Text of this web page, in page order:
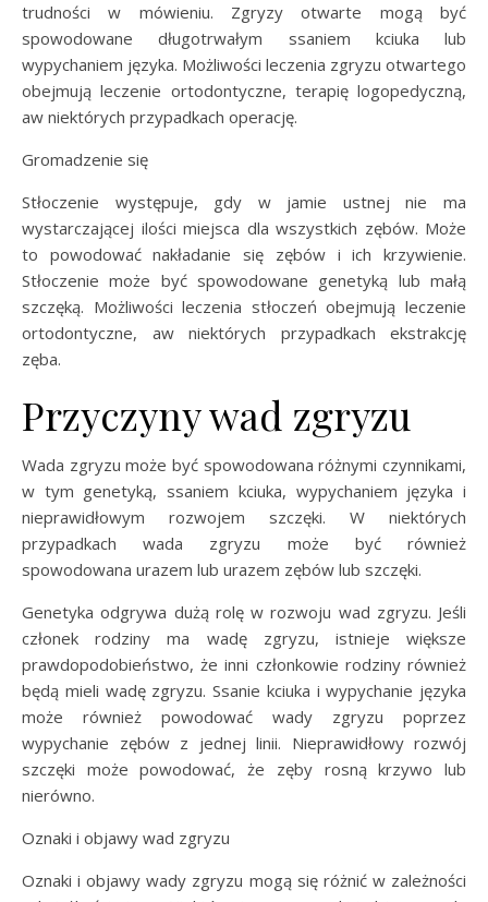
trudności w mówieniu. Zgryzy otwarte mogą być
spowodowane długotrwałym ssaniem kciuka lub
wypychaniem języka. Możliwości leczenia zgryzu otwartego
obejmują leczenie ortodontyczne, terapię logopedyczną,
aw niektórych przypadkach operację.
Gromadzenie się
Stłoczenie występuje, gdy w jamie ustnej nie ma
wystarczającej ilości miejsca dla wszystkich zębów. Może
to powodować nakładanie się zębów i ich krzywienie.
Stłoczenie może być spowodowane genetyką lub małą
szczęką. Możliwości leczenia stłoczeń obejmują leczenie
ortodontyczne, aw niektórych przypadkach ekstrakcję
zęba.
Przyczyny wad zgryzu
Wada zgryzu może być spowodowana różnymi czynnikami,
w tym genetyką, ssaniem kciuka, wypychaniem języka i
nieprawidłowym rozwojem szczęki. W niektórych
przypadkach wada zgryzu może być również
spowodowana urazem lub urazem zębów lub szczęki.
Genetyka odgrywa dużą rolę w rozwoju wad zgryzu. Jeśli
członek rodziny ma wadę zgryzu, istnieje większe
prawdopodobieństwo, że inni członkowie rodziny również
będą mieli wadę zgryzu. Ssanie kciuka i wypychanie języka
może również powodować wady zgryzu poprzez
wypychanie zębów z jednej linii. Nieprawidłowy rozwój
szczęki może powodować, że zęby rosną krzywo lub
nierówno.
Oznaki i objawy wad zgryzu
Oznaki i objawy wady zgryzu mogą się różnić w zależności